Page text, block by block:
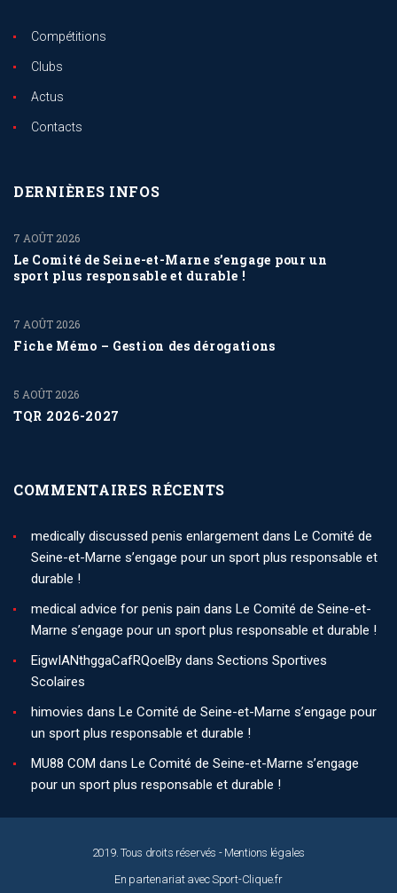
Compétitions
Clubs
Actus
Contacts
DERNIÈRES INFOS
Le Comité de Seine-et-Marne s’engage pour un
sport plus responsable et durable !
7 AOÛT 2026
Fiche Mémo – Gestion des dérogations
7 AOÛT 2026
TQR 2026-2027
5 AOÛT 2026
COMMENTAIRES RÉCENTS
medically discussed penis enlargement dans Le Comité de
Seine-et-Marne s’engage pour un sport plus responsable et
durable !
medical advice for penis pain dans Le Comité de Seine-et-
Marne s’engage pour un sport plus responsable et durable !
EigwIANthggaCafRQoelBy dans Sections Sportives
Scolaires
himovies dans Le Comité de Seine-et-Marne s’engage pour
un sport plus responsable et durable !
MU88 COM dans Le Comité de Seine-et-Marne s’engage
pour un sport plus responsable et durable !
2019. Tous droits réservés - Mentions légales
En partenariat avecSport-Clique.fr